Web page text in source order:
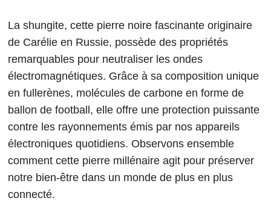
La shungite, cette pierre noire fascinante originaire
de Carélie en Russie, possède des propriétés
remarquables pour neutraliser les ondes
électromagnétiques. Grâce à sa composition unique
en fullerènes, molécules de carbone en forme de
ballon de football, elle offre une protection puissante
contre les rayonnements émis par nos appareils
électroniques quotidiens. Observons ensemble
comment cette pierre millénaire agit pour préserver
notre bien-être dans un monde de plus en plus
connecté.